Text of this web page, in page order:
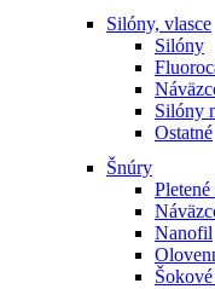
Silóny, vlasce
Silóny
Silóny
Ostatné
Šnúry
Nanofil